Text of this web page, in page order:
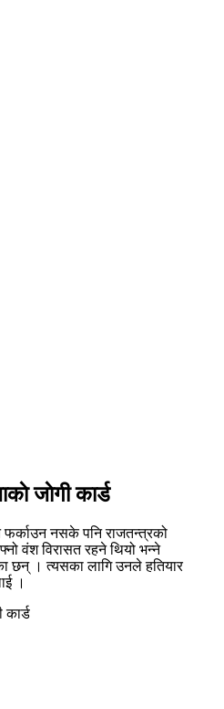
जाेगी कार्ड
नसके पनि राजतन्त्रको
वंश विरासत रहने थियो भन्ने
छन् । त्यसका लागि उनले हतियार
।